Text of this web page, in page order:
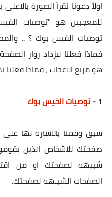
اولاً دعونا نقرأ الصورة
للمعجبين هو "توصيات
توصيات الفيس بوك ؟ ..
فماذا فعلنا ليزداد زوار
هو مربع الاعجاب ، فماذا فعلنا
1 - توصيات الفيس بوك
سبق وقمنا بالاشارة لها
صفحتك للاشخاص الذين
شبيهه لصفحتك او من
الصفحات الشبيهه لصفحتك.